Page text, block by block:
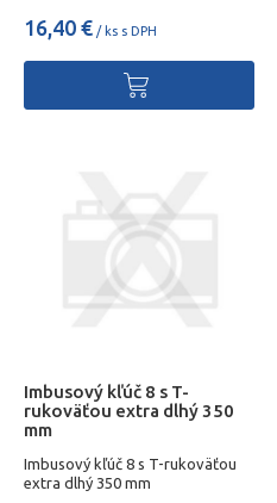
16,40 € / ks s DPH
Imbusový kľúč 8 s T-
rukoväťou extra dlhý 350
mm
Imbusový kľúč 8 s T-rukoväťou
extra dlhý 350 mm